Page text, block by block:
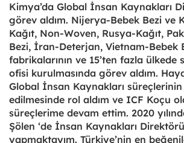
Kimya’da Global İnsan Kaynakları
görev aldım. Nijerya-Bebek Bezi ve
Kağıt, Non-Woven, Rusya-Kağıt,
Bezi, İran-Deterjan, Vietnam-Bebek
fabrikalarının ve 15’ten fazla ülkede
ofisi kurulmasında görev aldım.
Global İnsan Kaynakları
edilmesinde rol aldım ve ICF Koçu
süreçlerime devam ettim. 2020
Şölen ‘de İnsan Kaynakları
yapmaktayım. Türkiye’nin en